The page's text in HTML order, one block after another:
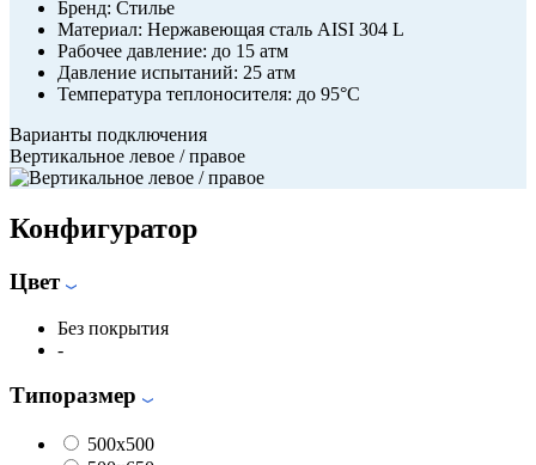
Бренд: Стилье
Материал: Нержавеющая сталь AISI 304 L
Рабочее давление: до 15 атм
Давление испытаний: 25 атм
Температура теплоносителя: до 95°С
Варианты подключения
Вертикальное левое / правое
Конфигуратор
Цвет
Без покрытия
-
Типоразмер
500x500